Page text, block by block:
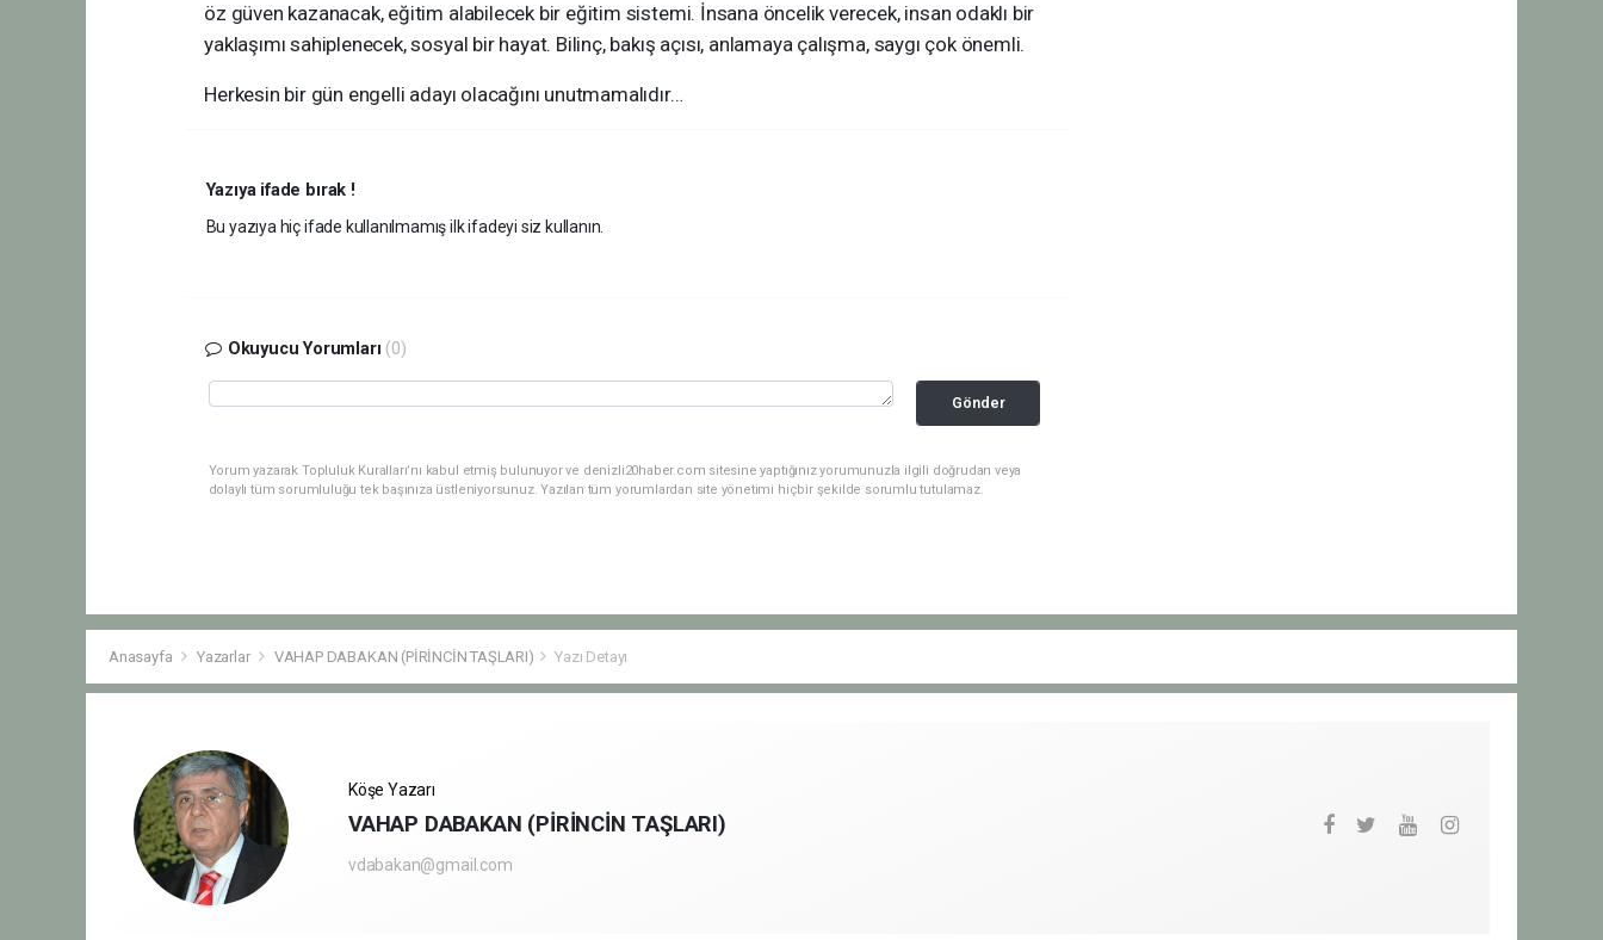
öz güven kazanacak, eğitim alabilecek bir eğitim sistemi. İnsana öncelik verecek, insan odaklı bir
yaklaşımı sahiplenecek, sosyal bir hayat. Bilinç, bakış açısı, anlamaya çalışma, saygı çok önemli.
Herkesin bir gün engelli adayı olacağını unutmamalıdır…
Yazıya ifade bırak !
Bu yazıya hiç ifade kullanılmamış ilk ifadeyi siz kullanın.
Okuyucu Yorumları (0)
Gönder
Yorum yazarak Topluluk Kuralları’nı kabul etmiş bulunuyor ve denizli20haber.com sitesine yaptığınız yorumunuzla ilgili doğrudan veya
dolaylı tüm sorumluluğu tek başınıza üstleniyorsunuz. Yazılan tüm yorumlardan site yönetimi hiçbir şekilde sorumlu tutulamaz.
Anasayfa Yazarlar VAHAP DABAKAN (PİRİNCİN TAŞLARI) Yazı Detayı
Köşe Yazarı
VAHAP DABAKAN (PİRİNCİN TAŞLARI)
vdabakan@gmail.com